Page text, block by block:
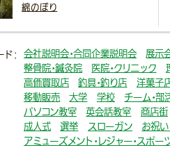
綿のぼり
： 会社説明会・合同企業説明会 展示
整骨院・鍼灸院
医院・クリニック
高価買取店
釣具・釣り店 洋菓子
移動販売
大学 学校 チーム・部
パソコン教室
英会話教室 商店街
成人式
選挙 スローガン お祝い
アミューズメント・レジャー・スポー